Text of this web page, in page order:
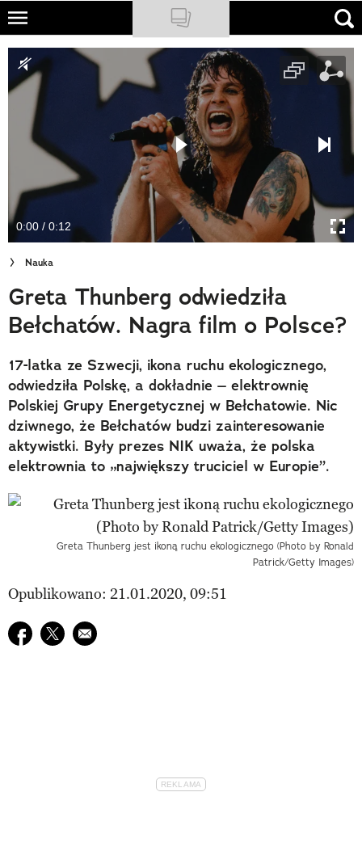
Skip
main
content
NATIONAL GEOGRAPHIC
TRAVELER
PODCASTY
Newsletter
Cuda Polski
Wielki Konkurs Fotograficzny
Trendbook Podróżniczy
Polecane
0:00 / 0:12
Nauka
Greta Thunberg odwiedziła
Bełchatów. Nagra film o Polsce?
17-latka ze Szwecji, ikona ruchu ekologicznego,
odwiedziła Polskę, a dokładnie – elektrownię
Polskiej Grupy Energetycznej w Bełchatowie. Nic
dziwnego, że Bełchatów budzi zainteresowanie
aktywistki. Były prezes NIK uważa, że polska
elektrownia to „największy truciciel w Europie”.
Greta Thunberg jest ikoną ruchu ekologicznego (Photo by Ronald
Patrick/Getty Images)
Opublikowano: 21.01.2020, 09:51
Udostępnij na facebook
Udostępnij na twitter
E-mail do przyjaciela